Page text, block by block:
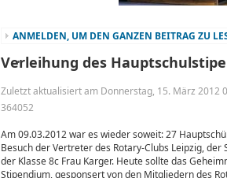
ANMELDEN, UM DEN GANZEN BEITRAG ZU
Verleihung des
Zuletzt aktualisiert am Donnerstag, 15. März 2012
364052
Am 09.03.2012 war es wieder soweit: 27
Besuch der Vertreter des Rotary-Clubs Leipzig,
der Klasse 8c Frau Karger. Heute sollte das
Stipendium, gesponsert von den Mitgliedern des